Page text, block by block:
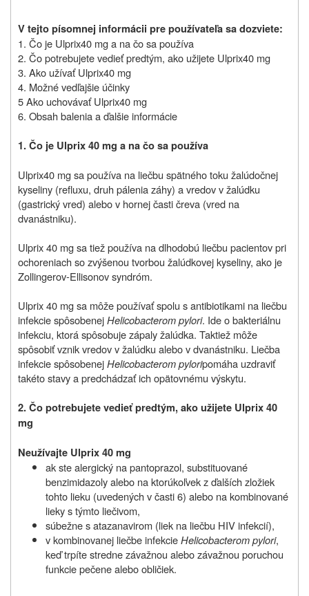
V tejto písomnej informácii pre používateľa sa dozviete:
1. Čo je Ulprix40 mg a na čo sa používa
2. Čo potrebujete vedieť predtým, ako užijete Ulprix40 mg
3. Ako užívať Ulprix40 mg
4. Možné vedľajšie účinky
5 Ako uchovávať Ulprix40 mg
6. Obsah balenia a ďalšie informácie
1. Čo je Ulprix 40 mg a na čo sa používa
Ulprix40 mg sa používa na liečbu spätného toku žalúdočnej
kyseliny (refluxu, druh pálenia záhy) a vredov v žalúdku
(gastrický vred) alebo v hornej časti čreva (vred na
dvanástniku).
Ulprix 40 mg sa tiež používa na dlhodobú liečbu pacientov pri
ochoreniach so zvýšenou tvorbou žalúdkovej kyseliny, ako je
Zollingerov-Ellisonov syndróm.
Ulprix 40 mg sa môže používať spolu s antibiotikami na liečbu
infekcie spôsobenejHelicobacterom pylori. Ide o bakteriálnu
infekciu, ktorá spôsobuje zápaly žalúdka. Taktiež môže
spôsobiť vznik vredov v žalúdku alebo v dvanástniku. Liečba
infekcie spôsobenejHelicobacterom pyloripomáha uzdraviť
takéto stavy a predchádzať ich opätovnému výskytu.
2.Čo potrebujete vedieť predtým, ako užijete Ulprix 40
mg
Neužívajte Ulprix 40 mg
ak ste alergický na pantoprazol, substituované
benzimidazolyalebo na ktorúkoľvek z ďalších zložiek
tohto lieku (uvedených v časti 6) alebo na kombinované
lieky s týmto liečivom,
súbežne s atazanavirom (liek na liečbu HIV infekcií),
v kombinovanej liečbe infekcieHelicobacterom pylori,
keď trpíte stredne závažnou alebo závažnou poruchou
funkcie pečene alebo obličiek.